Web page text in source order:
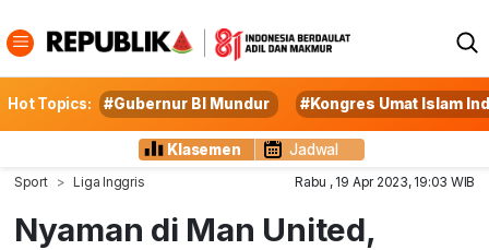
Hot Topics: #Gubernur BI Mundur #Kongres Umat Islam
Klasemen Jadwal
Sport Liga Inggris Rabu , 19 Apr 2023, 19:03 WIB
Nyaman di Man United,